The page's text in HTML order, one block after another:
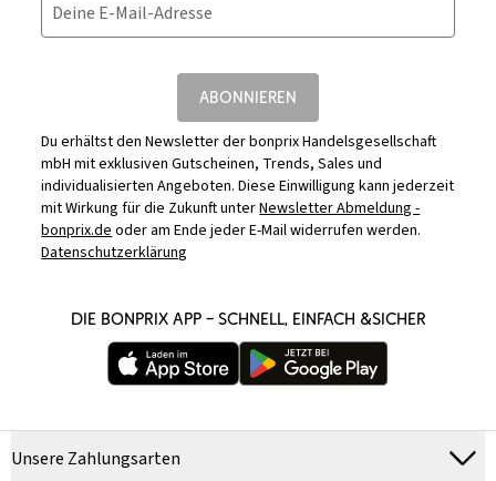
Deine E-Mail-Adresse
ABONNIEREN
Du erhältst den Newsletter der bonprix Handelsgesellschaft
mbH mit exklusiven Gutscheinen, Trends, Sales und
individualisierten Angeboten. Diese Einwilligung kann jederzeit
mit Wirkung für die Zukunft unterNewsletter Abmeldung -
bonprix.deoder am Ende jeder E-Mail widerrufen werden.
Datenschutzerklärung
DIE BONPRIX APP – SCHNELL, EINFACH &SICHER
Unsere Zahlungsarten